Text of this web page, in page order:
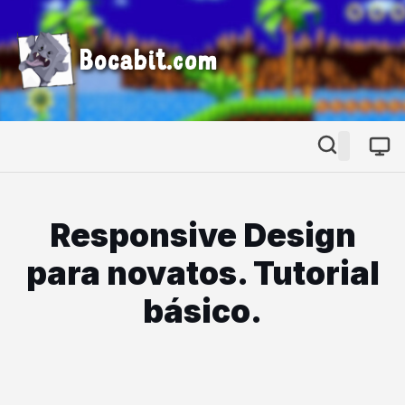
Bocabit.com
Responsive Design
para novatos. Tutorial
básico.